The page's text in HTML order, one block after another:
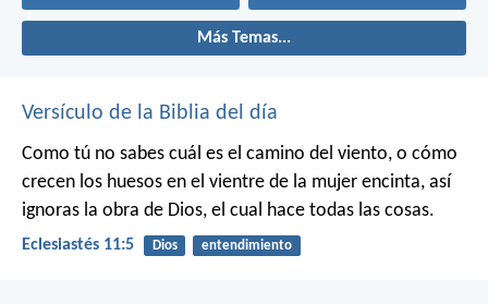
Más Temas...
Versículo de la Biblia del día
Como tú no sabes cuál es el camino del viento, o cómo
crecen los huesos en el vientre de la mujer encinta, así
ignoras la obra de Dios, el cual hace todas las cosas.
Eclesiastés 11:5 Dios entendimiento